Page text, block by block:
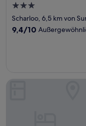
3.0-
Sterne-
Unterkunft
Scharloo, 6,5 km von
9.4
9,4/10
Island House